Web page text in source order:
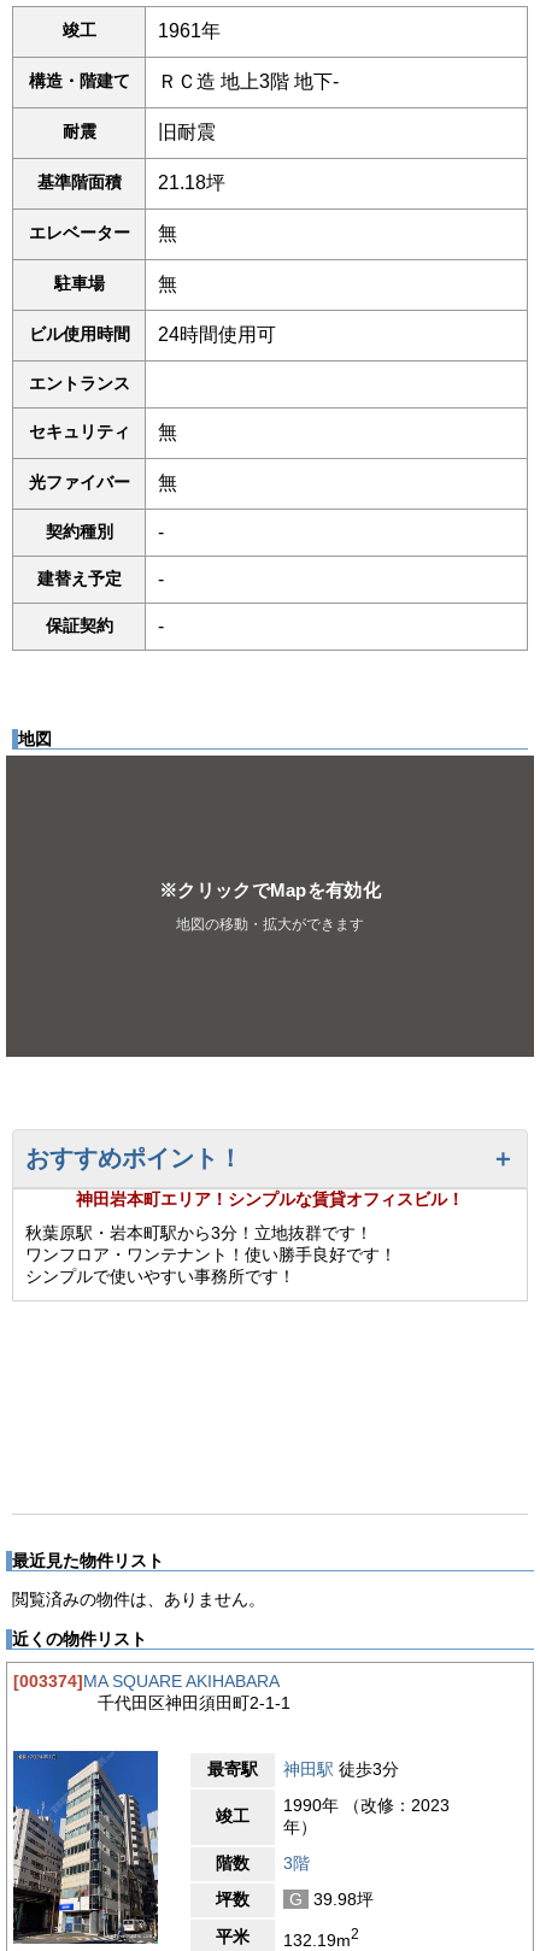
竣工 1961年
構造・階建て ＲＣ造 地上3階 地下-
耐震 旧耐震
基準階面積 21.18坪
エレベーター 無
駐車場 無
ビル使用時間 24時間使用可
エントランス
セキュリティ 無
光ファイバー 無
契約種別 -
建替え予定 -
保証契約 -
地図
※クリックでMapを有効化
地図の移動・拡大ができます
おすすめポイント！
神田岩本町エリア！シンプルな賃貸オフィスビル！
秋葉原駅・岩本町駅から3分！立地抜群です！
ワンフロア・ワンテナント！使い勝手良好です！
シンプルで使いやすい事務所です！
最近見た物件リスト
閲覧済みの物件は、ありません。
近くの物件リスト
[003374]MA SQUARE AKIHABARA
千代田区神田須田町2-1-1
最寄駅 神田駅 徒歩3分
竣工
1990年 （改修：2023
年）
階数
3階
坪数
G
39.98坪
平米
132.19m2